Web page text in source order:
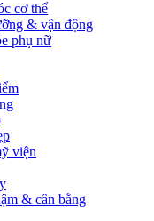
cơ thể
& vận động
phụ nữ
viện
& cân bằng